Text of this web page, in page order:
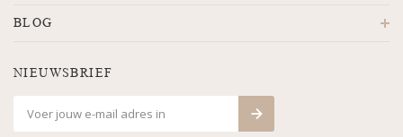
BLOG
NIEUWSBRIEF